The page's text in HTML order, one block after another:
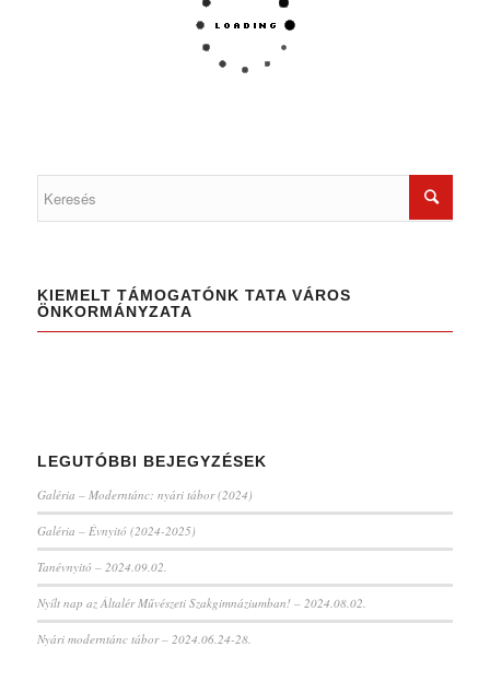
KIEMELT TÁMOGATÓNK TATA VÁROS
ÖNKORMÁNYZATA
LEGUTÓBBI BEJEGYZÉSEK
Galéria – Moderntánc: nyári tábor (2024)
Galéria – Évnyitó (2024-2025)
Tanévnyitó – 2024.09.02.
Nyílt nap az Általér Művészeti Szakgimnáziumban! – 2024.08.02.
Nyári moderntánc tábor – 2024.06.24-28.